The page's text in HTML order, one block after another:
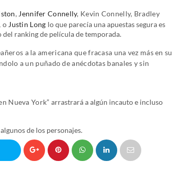
, Jennifer Connelly, Kevin Connelly, Bradley
oJustin Long lo que parecía una apuestas segura es
ranking de película de temporada.
a la americana que fracasa una vez más en su
a un puñado de anécdotas banales y sin
Nueva York” arrastrará a algún incauto e incluso
de los personajes.